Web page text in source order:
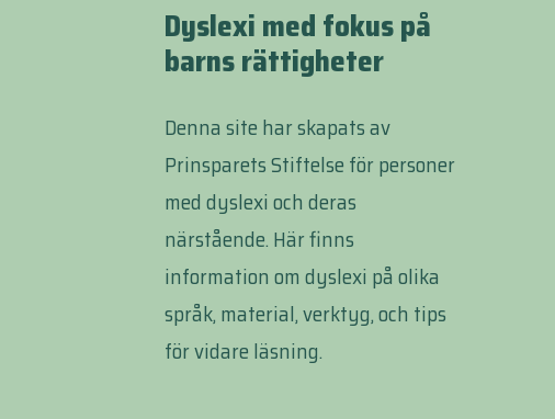
Dyslexi med fokus på
barns rättigheter
Denna site har skapats av
Prinsparets Stiftelse för personer
med dyslexi och deras
närstående. Här finns
information om dyslexi på olika
språk, material, verktyg, och tips
för vidare läsning.